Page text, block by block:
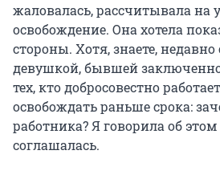
жаловалась, рассчитывала на
освобождение. Она хотела
стороны. Хотя, знаете,
девушкой, бывшей
тех, кто добросовестно
освобождать раньше срока:
работника? Я говорила об
соглашалась.